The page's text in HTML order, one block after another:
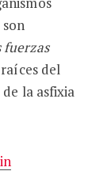
fuerzas
del
la asfixia